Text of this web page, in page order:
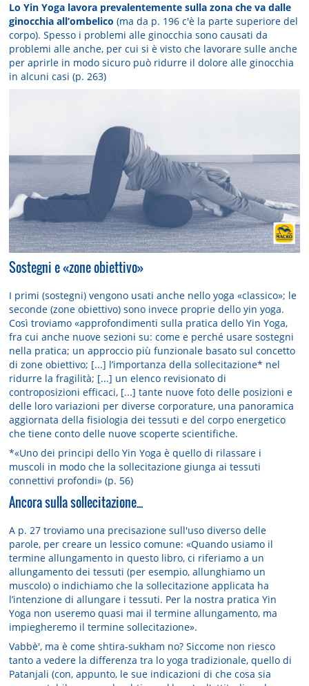
Lo Yin Yoga lavora prevalentemente sulla zona che va dalle
ginocchia all’ombelico (ma da p. 196 c'è la parte superiore del
corpo). Spesso i problemi alle ginocchia sono causati da
problemi alle anche, per cui si è visto che lavorare sulle anche
per aprirle in modo sicuro può ridurre il dolore alle ginocchia
in alcuni casi (p. 263)
Sostegni e «zone obiettivo»
I primi (sostegni) vengono usati anche nello yoga «classico»; le
seconde (zone obiettivo) sono invece proprie dello yin yoga.
Così troviamo «approfondimenti sulla pratica dello Yin Yoga,
fra cui anche nuove sezioni su: come e perché usare sostegni
nella pratica; un approccio più funzionale basato sul concetto
di zone obiettivo; [...] l’importanza della sollecitazione* nel
ridurre la fragilità; [...] un elenco revisionato di
controposizioni efficaci, [...] tante nuove foto delle posizioni e
delle loro variazioni per diverse corporature, una panoramica
aggiornata della fisiologia dei tessuti e del corpo energetico
che tiene conto delle nuove scoperte scientifiche.
*«Uno dei principi dello Yin Yoga è quello di rilassare i
muscoli in modo che la sollecitazione giunga ai tessuti
connettivi profondi» (p. 56)
Ancora sulla sollecitazione...
A p. 27 troviamo una precisazione sull'uso diverso delle
parole, per creare un lessico comune: «Quando usiamo il
termine allungamento in questo libro, ci riferiamo a un
allungamento dei tessuti (per esempio, allunghiamo un
muscolo) o indichiamo che la sollecitazione applicata ha
l’intenzione di allungare i tessuti. Per la nostra pratica Yin
Yoga non useremo quasi mai il termine allungamento, ma
impiegheremo il termine sollecitazione».
Vabbè', ma è come shtira-sukham no? Siccome non riesco
tanto a vedere la differenza tra lo yoga tradizionale, quello di
Patanjali (con, appunto, le sue indicazioni di che cosa sia